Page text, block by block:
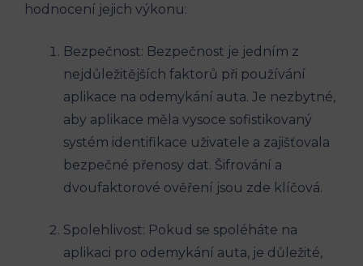
hodnocení jejich výkonu:
Bezpečnost: Bezpečnost je jedním z
nejdůležitějších faktorů při používání
aplikace na odemykání auta. Je nezbytné,
aby aplikace měla vysoce sofistikovaný
systém identifikace uživatele a zajišťovala
bezpečné přenosy dat. Šifrování a
dvoufaktorové ověření jsou zde klíčová.
Spolehlivost: Pokud se spoléháte na
aplikaci pro odemykání auta, je důležité,